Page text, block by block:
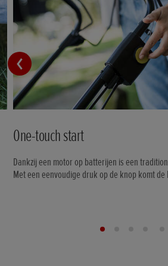
One-touch start
Dankzij een motor op batterijen is een
Met een eenvoudige druk op de knop komt de